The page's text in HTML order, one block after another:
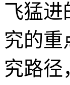
飞猛进
究的重
究路径